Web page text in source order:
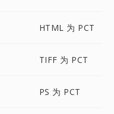
HTML 为 PCT
TIFF 为 PCT
PS 为 PCT